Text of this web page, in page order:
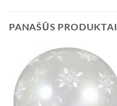
PANAŠŪS PRODUKTAI